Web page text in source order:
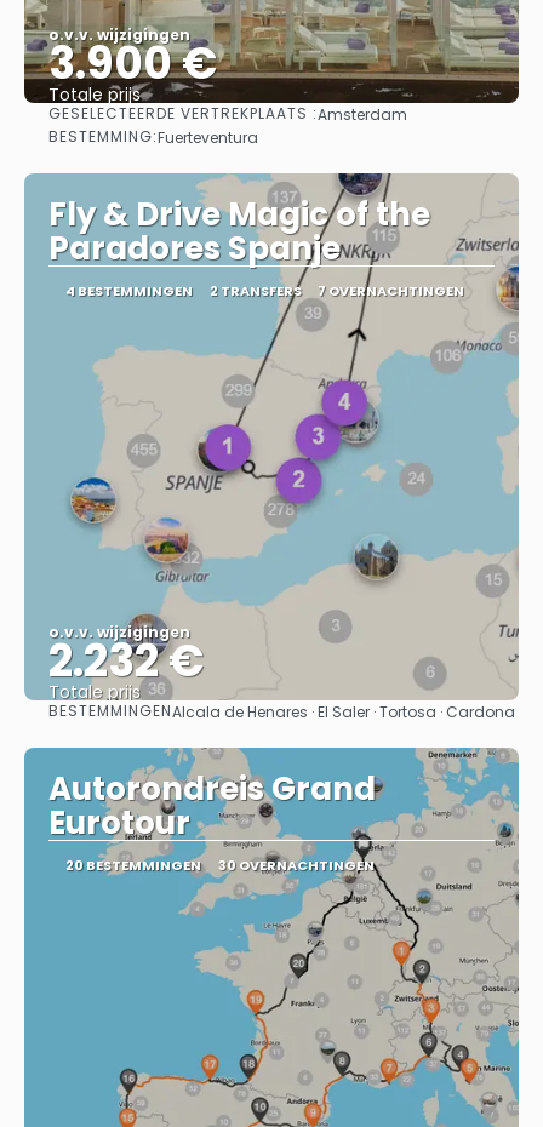
o.v.v. wijzigingen
3.900 €
Totale prijs
Bekijk
GESELECTEERDE VERTREKPLAATS :Amsterdam
BESTEMMING:Fuerteventura
Fly & Drive Magic of the
Paradores Spanje
4 BESTEMMINGEN 2 TRANSFERS 7 OVERNACHTINGEN
o.v.v. wijzigingen
2.232 €
Totale prijs
Bekijk
BESTEMMINGENAlcala de Henares · El Saler · Tortosa · Cardona
Autorondreis Grand
Eurotour
20 BESTEMMINGEN 30 OVERNACHTINGEN